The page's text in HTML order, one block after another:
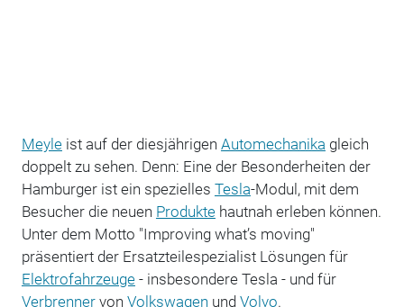
Meyleist auf der diesjährigen Automechanika gleich
doppelt zu sehen. Denn: Eine der Besonderheiten der
Hamburger ist ein spezielles Tesla-Modul, mit dem
Besucher die neuen Produktehautnah erleben können.
Unter dem Motto "Improving what’s moving"
präsentiert der Ersatzteilespezialist Lösungen für
Elektrofahrzeuge- insbesondere Tesla - und für
Verbrennervon Volkswagen und Volvo.